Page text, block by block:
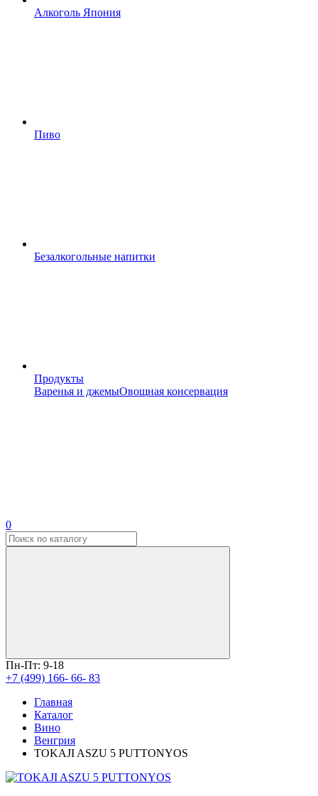
Алкоголь Япония
Пиво
Безалкогольные напитки
Продукты
Варенья и джемыОвощная консервация
0
Пн-Пт: 9-18
+7 (499) 166- 66- 83
Главная
Каталог
Вино
Венгрия
TOKAJI ASZU 5 PUTTONYOS